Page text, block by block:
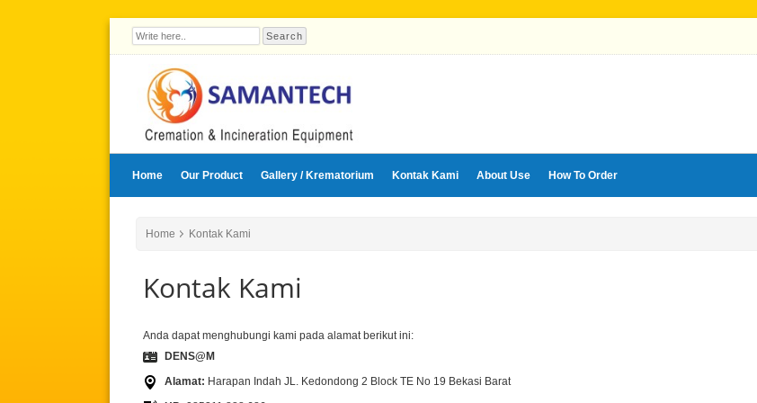
Home Our Product Gallery / Krematorium Kontak Kami About Use How To Order
Home Kontak Kami
Kontak Kami
Anda dapat menghubungi kami pada alamat berikut ini:
DENS@M
Alamat: Harapan Indah JL. Kedondong 2 Block TE No 19 Bekasi Barat